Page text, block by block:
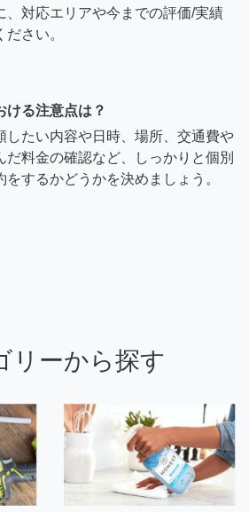
、対応エリアや今までの評価/実績
さい。
ける注意点は？
したい内容や日時、場所、交通費や
だ料金の確認など、しっかりと個別
するかどうかを決めましょう。
リーから探す